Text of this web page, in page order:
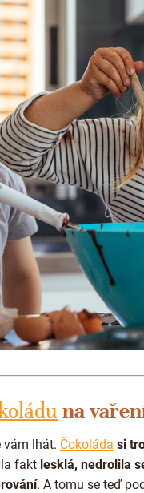
na
vám lhát. Čokoláda si
fakt lesklá, nedrolila
. A tomu se teď